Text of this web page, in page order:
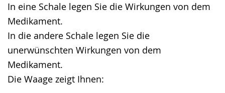
In eine Schale legen Sie die Wirkungen von dem
Medikament.
In die andere Schale legen Sie die
unerwünschten Wirkungen von dem
Medikament.
Die Waage zeigt Ihnen: